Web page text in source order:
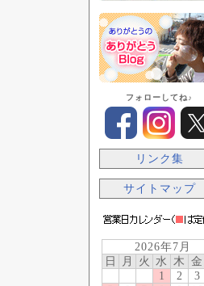
フォローしてね♪
リンク集
サイトマップ
2026年7月
日
月 火 水 木 金
1
2 3